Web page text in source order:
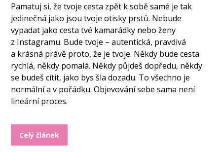
Pamatuj si, že tvoje cesta zpět k sobě samé je tak
jedinečná jako jsou tvoje otisky prstů. Nebude
vypadat jako cesta tvé kamarádky nebo ženy
z Instagramu. Bude tvoje – autentická, pravdivá
a krásná právě proto, že je tvoje. Někdy bude cesta
rychlá, někdy pomalá. Někdy půjdeš dopředu, někdy
se budeš cítit, jako bys šla dozadu. To všechno je
normální a v pořádku. Objevování sebe sama není
lineární proces.
Celý článek